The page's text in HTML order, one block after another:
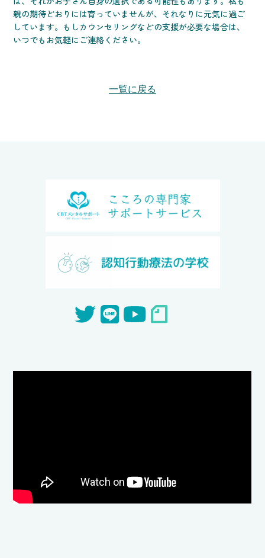
親の期待どおりには育っていませんが、それなりに元気に過ご
しています。もしカウンセリングなどの支援が必要な場合は、
いつでもお気軽にご連絡ください。
一覧に戻る